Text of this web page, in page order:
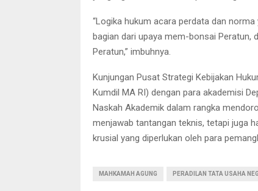
“Logika hukum acara perdata dan
bagian dari upaya mem-bonsai Peratun,
Peratun,” imbuhnya.
Kunjungan Pusat Strategi Kebijakan
Kumdil MA RI) dengan para akademisi
Naskah Akademik dalam rangka
menjawab tantangan teknis, tetapi juga
krusial yang diperlukan oleh para
MAHKAMAH AGUNG PERADILAN TATA USAHA